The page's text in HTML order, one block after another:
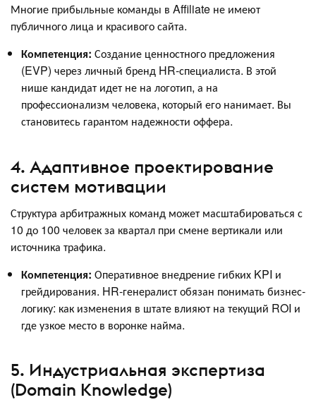
Многие прибыльные команды в Affiliate не имеют
публичного лица и красивого сайта.
Компетенция: Создание ценностного предложения
(EVP) через личный бренд HR-специалиста. В этой
нише кандидат идет не на логотип, а на
профессионализм человека, который его нанимает. Вы
становитесь гарантом надежности оффера.
4. Адаптивное проектирование
систем мотивации
Структура арбитражных команд может масштабироваться с
10 до 100 человек за квартал при смене вертикали или
источника трафика.
Компетенция: Оперативное внедрение гибких KPI и
грейдирования. HR-генералист обязан понимать бизнес-
логику: как изменения в штате влияют на текущий ROI и
где узкое место в воронке найма.
5. Индустриальная экспертиза
(Domain Knowledge)